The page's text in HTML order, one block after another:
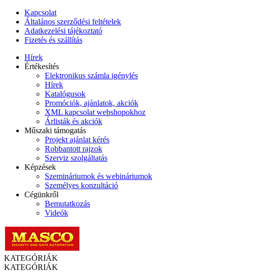
Kapcsolat
Általános szerződési feltételek
Adatkezelési tájékoztató
Fizetés és szállítás
Hírek
Értékesítés
Elektronikus számla igénylés
Hírek
Katalógusok
Promóciók, ajánlatok, akciók
XML kapcsolat webshopokhoz
Árlisták és akciók
Műszaki támogatás
Projekt ajánlat kérés
Robbantott rajzok
Szerviz szolgáltatás
Képzések
Szemináriumok és webináriumok
Személyes konzultáció
Cégünkről
Bemutatkozás
Videók
KATEGÓRIÁK
KATEGÓRIÁK